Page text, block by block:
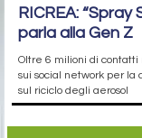
RICREA: “Spray
parla alla Gen Z
Oltre 6 milioni di contatti
sui social network per la
sul riciclo degli aerosol